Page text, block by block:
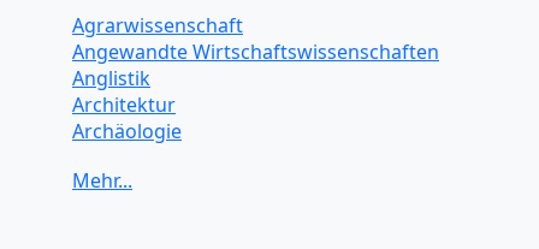
Java
JavaScript
Künstliche Intelligenz
Latein
Makroökonomie
Mechanik
Agrarwissenschaft
Angewandte Wirtschaftswissenschaften
Anglistik
Architektur
Archäologie
Biochemie Wissenschaften